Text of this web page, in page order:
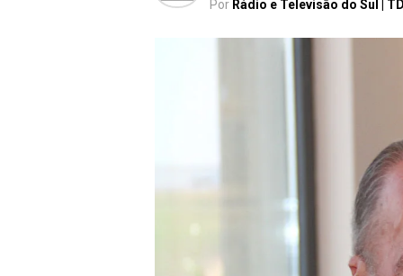
Por Rádio e Televisão do Sul |